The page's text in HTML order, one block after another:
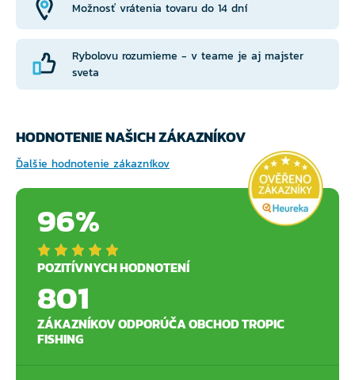
Možnosť vrátenia tovaru do 14 dní
Rybolovu rozumieme - v teame je aj majster
sveta
HODNOTENIE NAŠICH ZÁKAZNÍKOV
Ďalšie hodnotenie zákazníkov
96%
POZITÍVNYCH HODNOTENÍ
801
ZÁKAZNÍKOV ODPORÚČA OBCHOD TROPIC
FISHING